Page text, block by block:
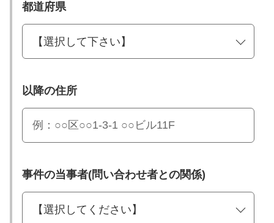
都道府県
以降の住所
事件の当事者(問い合わせ者との関係)